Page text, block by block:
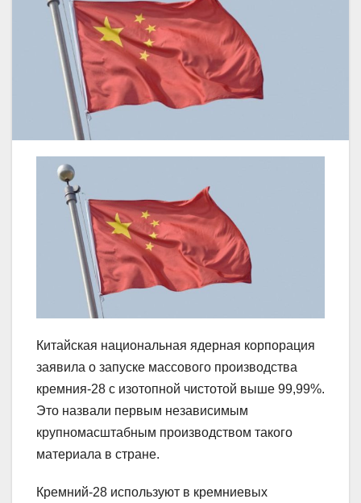
Китайская национальная ядерная корпорация
заявила о запуске массового производства
кремния-28 с изотопной чистотой выше 99,99%.
Это назвали первым независимым
крупномасштабным производством такого
материала в стране.
Кремний-28 используют в кремниевых